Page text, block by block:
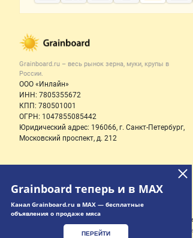
Grainboard теперь и в MAX
Канал Grainboard.ru в MAX — бесплатные
объявления о продаже мяса
ПЕРЕЙТИ
Grainboard.ru
Важные разделы и контакты
Grainboard.ru – весь рынок зерна, муки, крупы в
России.
ООО «Инлайн»
ИНН: 7805355672
КПП: 780501001
ОГРН: 1047855085442
Юридический адрес: 196066, г. Санкт-Петербург,
Московский проспект, д. 212
Счетчики, авторское право,
© 2006‑2026 ООО “Инлайн”. 12+
Использование информации,